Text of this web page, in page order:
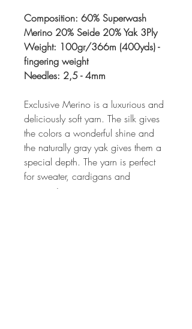
Composition: 60% Superwash
Merino 20% Seide 20% Yak 3Ply
Weight: 100gr/366m (400yds) -
fingering weight
Needles: 2,5 - 4mm
Exclusive Merino is a luxurious and
deliciously soft yarn. The silk gives
the colors a wonderful shine and
the naturally gray yak gives them a
special depth. The yarn is perfect
for sweater, cardigans and
accessoires.